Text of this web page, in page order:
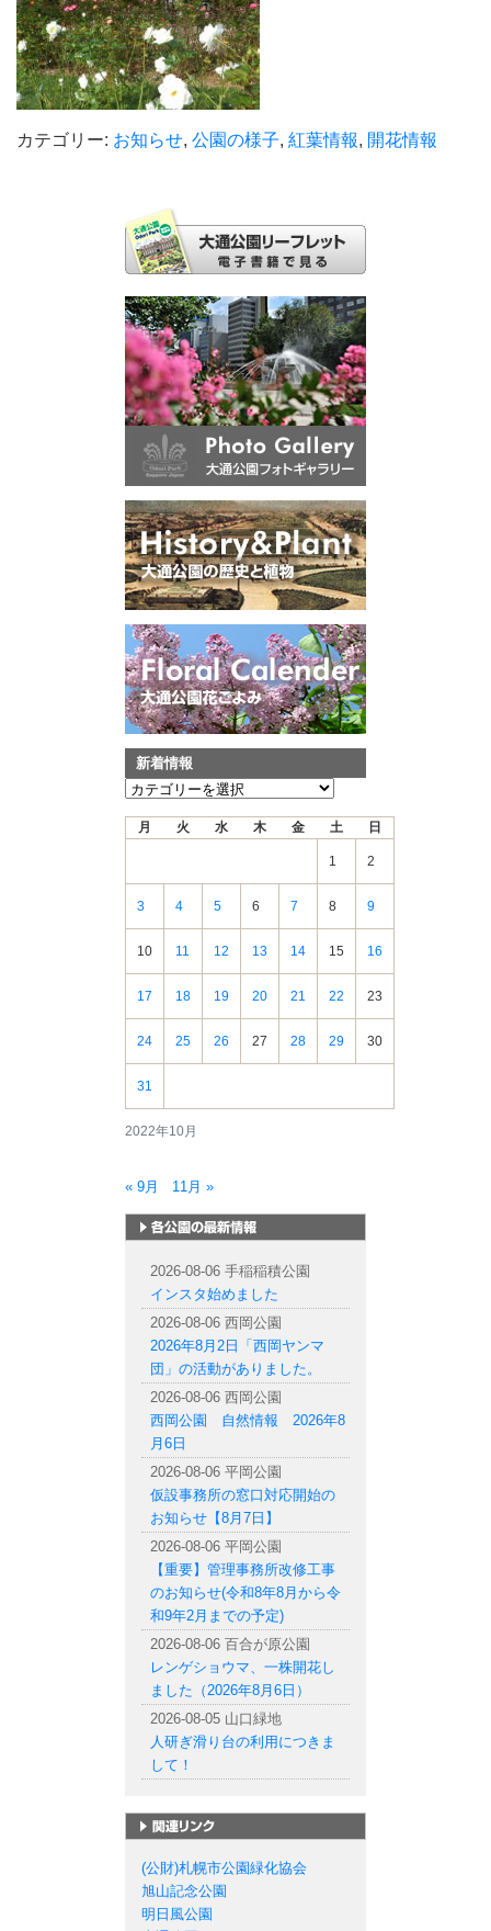
カテゴリー: お知らせ, 公園の様子, 紅葉情報, 開花情報
新着情報
新
2022年10月
月 火 水 木 金 土 日
1 2
3 4 5 6 7 8 9
10 11 12 13 14 15 16
17 18 19 20 21 22 23
24 25 26 27 28 29 30
31
« 9月 11月 »
2026-08-06 手稲稲積公園
インスタ始めました
2026-08-06 西岡公園
2026年8月2日「西岡ヤンマ
団」の活動がありました。
2026-08-06 西岡公園
西岡公園 自然情報 2026年8
月6日
2026-08-06 平岡公園
仮設事務所の窓口対応開始の
お知らせ【8月7日】
2026-08-06 平岡公園
【重要】管理事務所改修工事
のお知らせ(令和8年8月から令
和9年2月までの予定)
2026-08-06 百合が原公園
レンゲショウマ、一株開花し
ました（2026年8月6日）
2026-08-05 山口緑地
人研ぎ滑り台の利用につきま
して！
(公財)札幌市公園緑化協会
旭山記念公園
明日風公園